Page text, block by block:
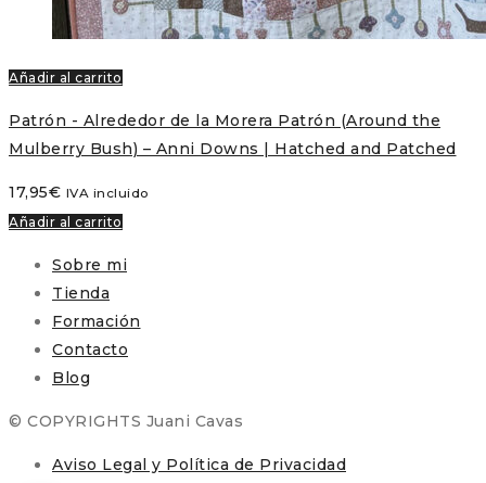
Añadir al carrito
Patrón - Alrededor de la Morera Patrón (Around the
Mulberry Bush) – Anni Downs | Hatched and Patched
17,95€ IVA incluido
Añadir al carrito
Sobre mi
Tienda
Formación
Contacto
Blog
© COPYRIGHTS Juani Cavas
Aviso Legal y Política de Privacidad